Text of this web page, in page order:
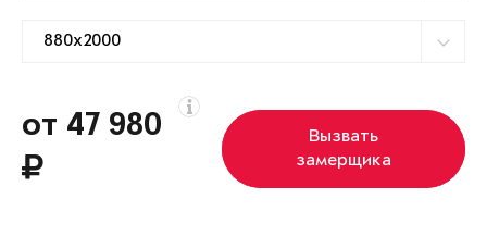
от 47 980
Вызвать
замерщика